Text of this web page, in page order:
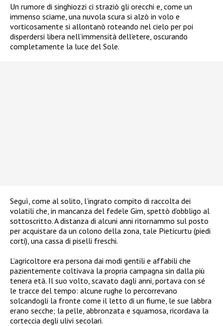
Un rumore di singhiozzi ci straziò gli orecchi e, come un
immenso sciame, una nuvola scura si alzò in volo e
vorticosamente si allontanò roteando nel cielo per poi
disperdersi libera nell’immensità dell’etere, oscurando
completamente la luce del Sole.
Seguì, come al solito, l’ingrato compito di raccolta dei
volatili che, in mancanza del fedele Gim, spettò d’obbligo al
sottoscritto. A distanza di alcuni anni ritornammo sul posto
per acquistare da un colono della zona, tale Pieticurtu (piedi
corti), una cassa di piselli freschi.
L’agricoltore era persona dai modi gentili e affabili che
pazientemente coltivava la propria campagna sin dalla più
tenera età. Il suo volto, scavato dagli anni, portava con sé
le tracce del tempo: alcune rughe lo percorrevano
solcandogli la fronte come il letto di un fiume, le sue labbra
erano secche; la pelle, abbronzata e squamosa, ricordava la
corteccia degli ulivi secolari.